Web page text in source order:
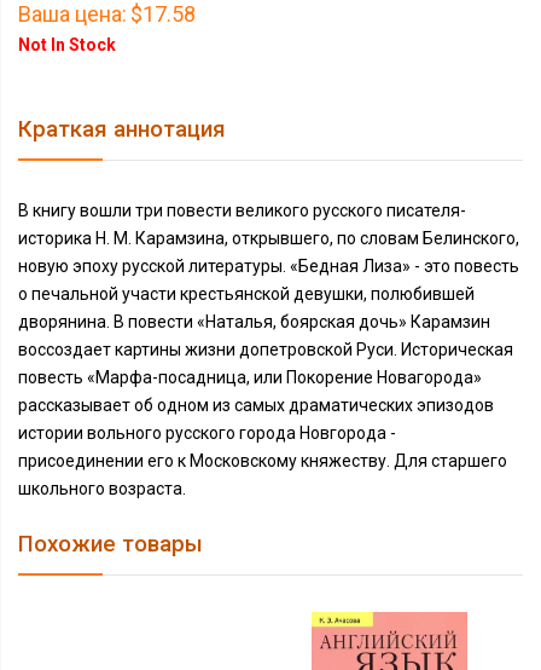
Ваша цена: $17.58
Not In Stock
Краткая аннотация
В книгу вошли три повести великого русского писателя-
историка Н. М. Карамзина, открывшего, по словам Белинского,
новую эпоху русской литературы. «Бедная Лиза» - это повесть
о печальной участи крестьянской девушки, полюбившей
дворянина. В повести «Наталья, боярская дочь» Карамзин
воссоздает картины жизни допетровской Руси. Историческая
повесть «Марфа-посадница, или Покорение Новагорода»
рассказывает об одном из самых драматических эпизодов
истории вольного русского города Новгорода -
присоединении его к Московскому княжеству. Для старшего
школьного возраста.
Похожие товары